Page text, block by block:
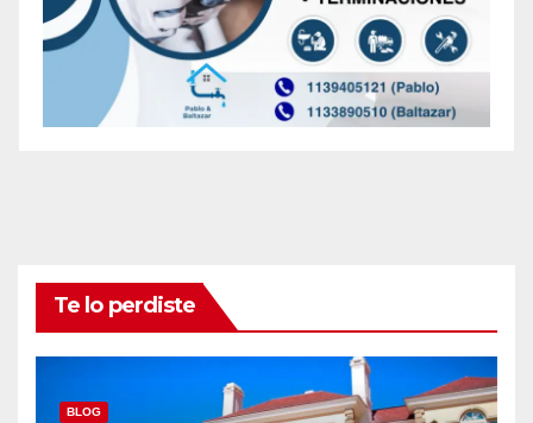
Te lo perdiste
BLOG